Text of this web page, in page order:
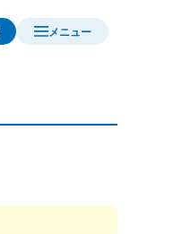
メニュー